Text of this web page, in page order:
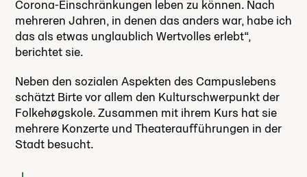
Corona-Einschränkungen leben zu können. Nach
mehreren Jahren, in denen das anders war, habe ich
das als etwas unglaublich Wertvolles erlebt“,
berichtet sie.
Neben den sozialen Aspekten des Campuslebens
schätzt Birte vor allem den Kulturschwerpunkt der
Folkehøgskole. Zusammen mit ihrem Kurs hat sie
mehrere Konzerte und Theateraufführungen in der
Stadt besucht.